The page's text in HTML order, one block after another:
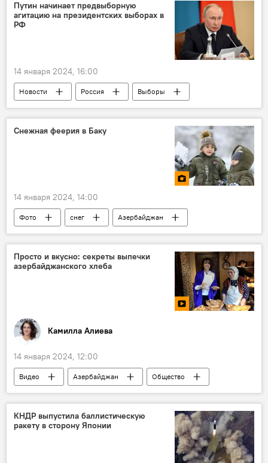
смерть публичных людей
Публицист
Путин начинает предвыборную
агитацию на президентских выборах в
РФ
14 января 2024, 16:00
Новости Россия
Выборы
Президентские выборы
Владимир Путин
Агитация
Снежная феерия в Баку
14 января 2024, 14:00
Фото снег
Азербайджан
Баку
Снегопад в Баку и его последствия
Просто и вкусно: секреты выпечки
азербайджанского хлеба
Камилла Алиева
14 января 2024, 12:00
Видео Азербайджан
Общество
Еда
Кулинария
хлеб
лаваш
Ичеришехер
КНДР выпустила баллистическую
ракету в сторону Японии